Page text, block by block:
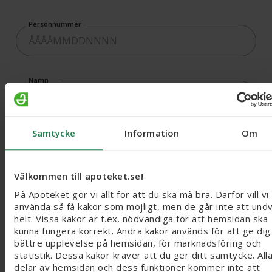
Samtycke Information Om
Välkommen till apoteket.se!
På Apoteket gör vi allt för att du ska må bra. Därför vill vi
använda så få kakor som möjligt, men de går inte att
helt. Vissa kakor är t.ex. nödvändiga för att hemsidan ska
kunna fungera korrekt. Andra kakor används för att ge
bättre upplevelse på hemsidan, för marknadsföring och
statistik. Dessa kakor kräver att du ger ditt samtycke. Alla
delar av hemsidan och dess funktioner kommer inte att
Personnummer
Namn
Gum Paroex tandkräm 75 ml, Varunr: 209881
GUM Sensivital + Tandkräm Dubbelverkande 75 ml, mot ilningar, Varunr:
GUM Sensivital + Munskölj, mot ilningar, Långtidsverkande 500 ml,